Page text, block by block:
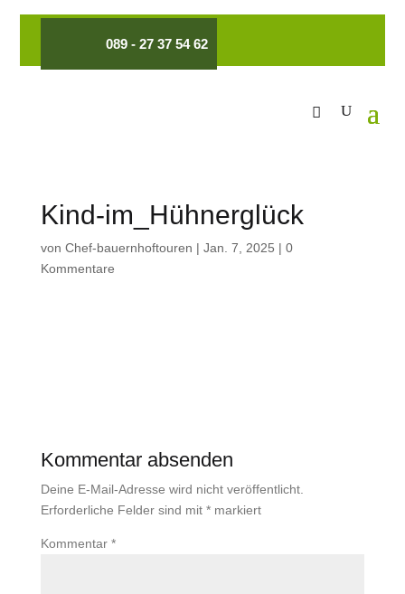
089 - 27 37 54 62
Kind-im_Hühnerglück
von Chef-bauernhoftouren | Jan. 7, 2025 | 0
Kommentare
Kommentar absenden
Deine E-Mail-Adresse wird nicht veröffentlicht.
Erforderliche Felder sind mit *markiert
Kommentar *